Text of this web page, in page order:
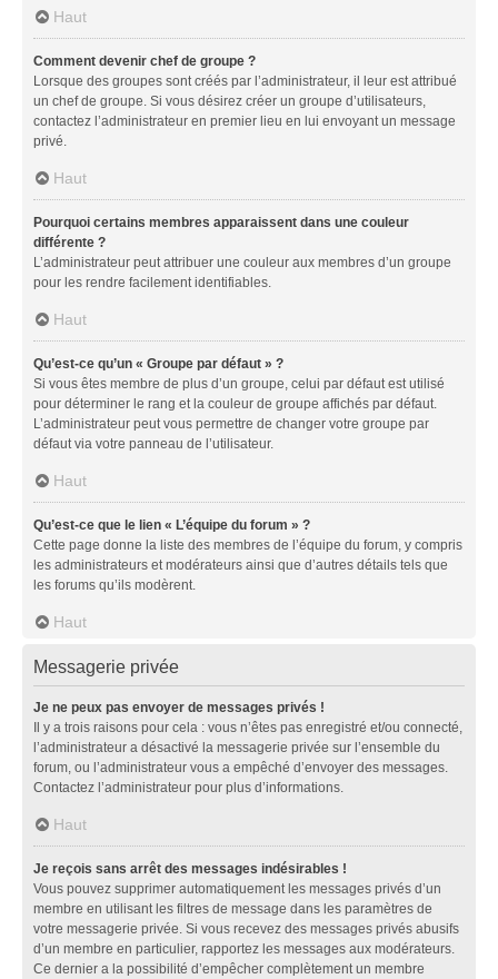
Haut
Comment devenir chef de groupe ?
Lorsque des groupes sont créés par l’administrateur, il leur est attribué
un chef de groupe. Si vous désirez créer un groupe d’utilisateurs,
contactez l’administrateur en premier lieu en lui envoyant un message
privé.
Haut
Pourquoi certains membres apparaissent dans une couleur
différente ?
L’administrateur peut attribuer une couleur aux membres d’un groupe
pour les rendre facilement identifiables.
Haut
Qu’est-ce qu’un « Groupe par défaut » ?
Si vous êtes membre de plus d’un groupe, celui par défaut est utilisé
pour déterminer le rang et la couleur de groupe affichés par défaut.
L’administrateur peut vous permettre de changer votre groupe par
défaut via votre panneau de l’utilisateur.
Haut
Qu’est-ce que le lien « L’équipe du forum » ?
Cette page donne la liste des membres de l’équipe du forum, y compris
les administrateurs et modérateurs ainsi que d’autres détails tels que
les forums qu’ils modèrent.
Haut
Messagerie privée
Je ne peux pas envoyer de messages privés !
Il y a trois raisons pour cela : vous n’êtes pas enregistré et/ou connecté,
l’administrateur a désactivé la messagerie privée sur l’ensemble du
forum, ou l’administrateur vous a empêché d’envoyer des messages.
Contactez l’administrateur pour plus d’informations.
Haut
Je reçois sans arrêt des messages indésirables !
Vous pouvez supprimer automatiquement les messages privés d’un
membre en utilisant les filtres de message dans les paramètres de
votre messagerie privée. Si vous recevez des messages privés abusifs
d’un membre en particulier, rapportez les messages aux modérateurs.
Ce dernier a la possibilité d’empêcher complètement un membre